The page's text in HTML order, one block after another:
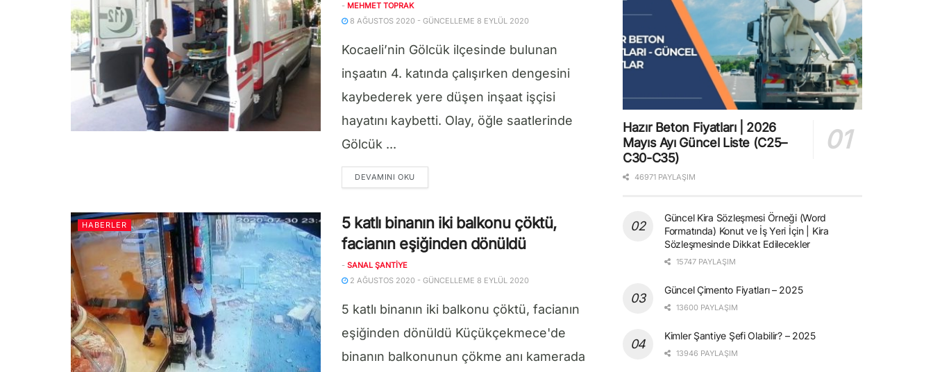
- MEHMET TOPRAK
8 AĞUSTOS 2020 - GÜNCELLEME 8 EYLÜL 2020
Kocaeli’nin Gölcük ilçesinde bulunan
inşaatın 4. katında çalışırken dengesini
kaybederek yere düşen inşaat işçisi
hayatını kaybetti. Olay, öğle saatlerinde
Gölcük ...
DEVAMINI OKUDETAILS
HABERLER
5 katlı binanın iki balkonu çöktü,
facianın eşiğinden dönüldü
- SANAL ŞANTIYE
2 AĞUSTOS 2020 - GÜNCELLEME 8 EYLÜL 2020
5 katlı binanın iki balkonu çöktü, facianın
eşiğinden dönüldü Küçükçekmece'de
binanın balkonunun çökme anı kamerada
Hazır Beton Fiyatları | 2026
Mayıs Ayı Güncel Liste (C25–
C30-C35)
46971 PAYLAŞIM
Güncel Kira Sözleşmesi Örneği (Word
Formatında) Konut ve İş Yeri İçin | Kira
Sözleşmesinde Dikkat Edilecekler
15747 PAYLAŞIM
Güncel Çimento Fiyatları – 2025
13600 PAYLAŞIM
Kimler Şantiye Şefi Olabilir? – 2025
13946 PAYLAŞIM